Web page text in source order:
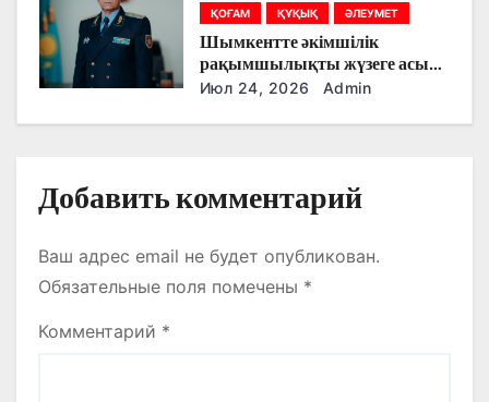
я
м
ҚОҒАМ ҚҰҚЫҚ ӘЛЕУМЕТ
Шымкентте әкімшілік
рақымшылықты жүзеге асыру
қорытындылары шығарылды
Июл 24, 2026 Admin
Добавить комментарий
Ваш адрес email не будет опубликован.
Обязательные поля помечены *
Комментарий *